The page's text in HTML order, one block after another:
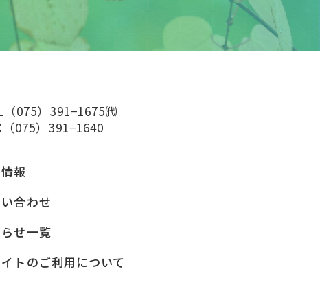
（075）391−1675㈹
（075）391−1640
報
合わせ
せ一覧
トのご利用について